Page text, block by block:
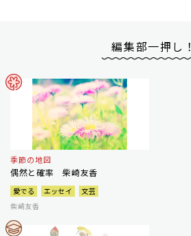
編集部一押し！
季節の地図
偶然と確率 柴崎友香
愛でる エッセイ
文芸
柴崎友香